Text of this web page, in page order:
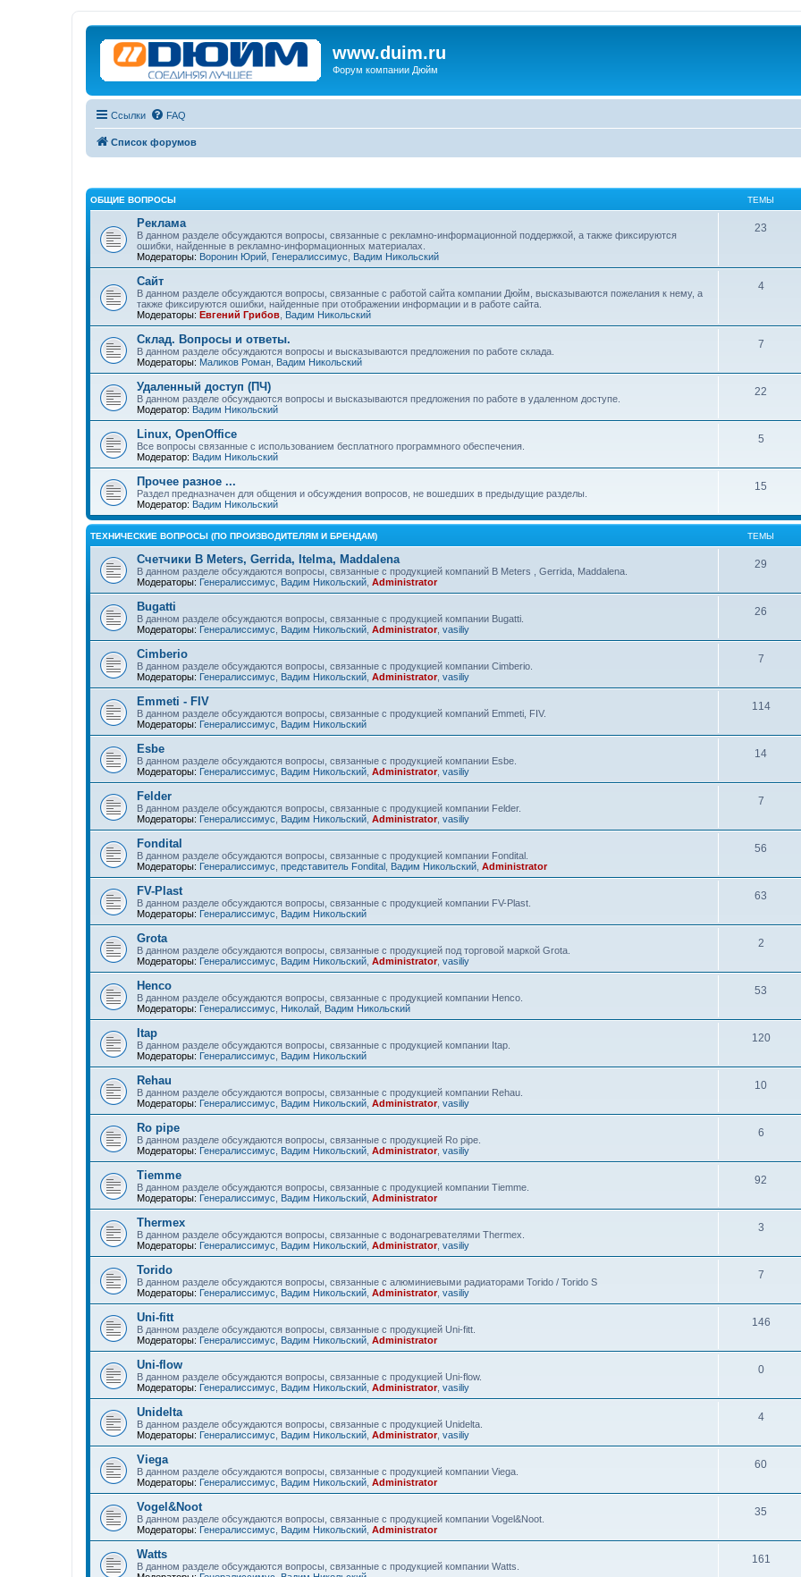
www.duim.ru
Форум компании Дюйм
Ссылки FAQ
Список форумов
ОБЩИЕ ВОПРОСЫ ТЕМЫ
Реклама
В данном разделе обсуждаются вопросы, связанные с рекламно-информационной поддержкой, а также фиксируются
ошибки, найденные в рекламно-информационных материалах.
Модераторы: Воронин Юрий Генералиссимус Вадим Никольский
23
Сайт
В данном разделе обсуждаются вопросы, связанные с работой сайта компании Дюйм, высказываются пожелания к нему, а
также фиксируются ошибки, найденные при отображении информации и в работе сайта.
Модераторы: Евгений Грибов Вадим Никольский
4
Склад. Вопросы и ответы.
В данном разделе обсуждаются вопросы и высказываются предложения по работе склада.
Модераторы: Маликов Роман Вадим Никольский
7
Удаленный доступ (ПЧ)
В данном разделе обсуждаются вопросы и высказываются предложения по работе в удаленном доступе.
Модератор: Вадим Никольский
22
Linux, OpenOffice
Все вопросы связанные с использованием бесплатного программного обеспечения.
Модератор: Вадим Никольский
5
Прочее разное ...
Раздел предназначен для общения и обсуждения вопросов, не вошедших в предыдущие разделы.
Модератор: Вадим Никольский
15
ТЕХНИЧЕСКИЕ ВОПРОСЫ (ПО ПРОИЗВОДИТЕЛЯМ И БРЕНДАМ) ТЕМЫ
Счетчики B Meters, Gerrida, Itelma, Maddalena
В данном разделе обсуждаются вопросы, связанные с продукцией компаний B Meters , Gerrida, Maddalena.
Модераторы: Генералиссимус Вадим Никольский Administrator
29
Bugatti
В данном разделе обсуждаются вопросы, связанные с продукцией компании Bugatti.
Модераторы: Генералиссимус Вадим Никольский Administrator, vasiliy
26
Cimberio
В данном разделе обсуждаются вопросы, связанные с продукцией компании Cimberio.
Модераторы: Генералиссимус Вадим Никольский Administrator, vasiliy
7
Emmeti - FIV
В данном разделе обсуждаются вопросы, связанные с продукцией компаний Emmeti, FIV.
Модераторы: Генералиссимус Вадим Никольский
114
Esbe
В данном разделе обсуждаются вопросы, связанные с продукцией компании Esbe.
Модераторы: Генералиссимус Вадим Никольский Administrator, vasiliy
14
Felder
В данном разделе обсуждаются вопросы, связанные с продукцией компании Felder.
Модераторы: Генералиссимус Вадим Никольский Administrator, vasiliy
7
Fondital
В данном разделе обсуждаются вопросы, связанные с продукцией компании Fondital.
Модераторы: Генералиссимус представитель Fondital Вадим Никольский Administrator
56
FV-Plast
В данном разделе обсуждаются вопросы, связанные с продукцией компании FV-Plast.
Модераторы: Генералиссимус Вадим Никольский
63
Grota
В данном разделе обсуждаются вопросы, связанные с продукцией под торговой маркой Grota.
Модераторы: Генералиссимус Вадим Никольский Administrator, vasiliy
2
Henco
В данном разделе обсуждаются вопросы, связанные с продукцией компании Henco.
Модераторы: Генералиссимус Николай Вадим Никольский
53
Itap
В данном разделе обсуждаются вопросы, связанные с продукцией компании Itap.
Модераторы: Генералиссимус Вадим Никольский
120
Rehau
В данном разделе обсуждаются вопросы, связанные с продукцией компании Rehau.
Модераторы: Генералиссимус Вадим Никольский Administrator, vasiliy
10
Ro pipe
В данном разделе обсуждаются вопросы, связанные с продукцией Ro pipe.
Модераторы: Генералиссимус Вадим Никольский Administrator, vasiliy
6
Tiemme
В данном разделе обсуждаются вопросы, связанные с продукцией компании Tiemme.
Модераторы: Генералиссимус Вадим Никольский Administrator
92
Thermex
В данном разделе обсуждаются вопросы, связанные с водонагревателями Thermex.
Модераторы: Генералиссимус Вадим Никольский Administrator, vasiliy
3
Torido
В данном разделе обсуждаются вопросы, связанные с алюминиевыми радиаторами Torido / Torido S
Модераторы: Генералиссимус Вадим Никольский Administrator, vasiliy
7
Uni-fitt
В данном разделе обсуждаются вопросы, связанные с продукцией Uni-fitt.
Модераторы: Генералиссимус Вадим Никольский Administrator
146
Uni-flow
В данном разделе обсуждаются вопросы, связанные с продукцией Uni-flow.
Модераторы: Генералиссимус Вадим Никольский Administrator, vasiliy
0
Unidelta
В данном разделе обсуждаются вопросы, связанные с продукцией Unidelta.
Модераторы: Генералиссимус Вадим Никольский Administrator, vasiliy
4
Viega
В данном разделе обсуждаются вопросы, связанные с продукцией компании Viega.
Модераторы: Генералиссимус Вадим Никольский Administrator
60
Vogel&Noot
В данном разделе обсуждаются вопросы, связанные с продукцией компании Vogel&Noot.
Модераторы: Генералиссимус Вадим Никольский Administrator
35
Watts
В данном разделе обсуждаются вопросы, связанные с продукцией компании Watts.
161